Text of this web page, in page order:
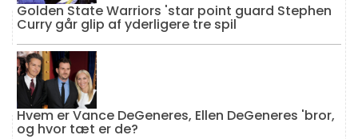
Golden State Warriors 'star point guard Stephen
Curry går glip af yderligere tre spil
Hvem er Vance DeGeneres, Ellen DeGeneres 'bror,
og hvor tæt er de?